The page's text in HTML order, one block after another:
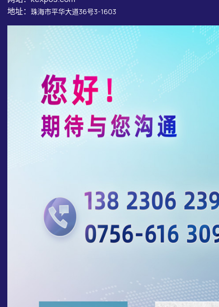
地址： 珠海市平华大道36号3-1603